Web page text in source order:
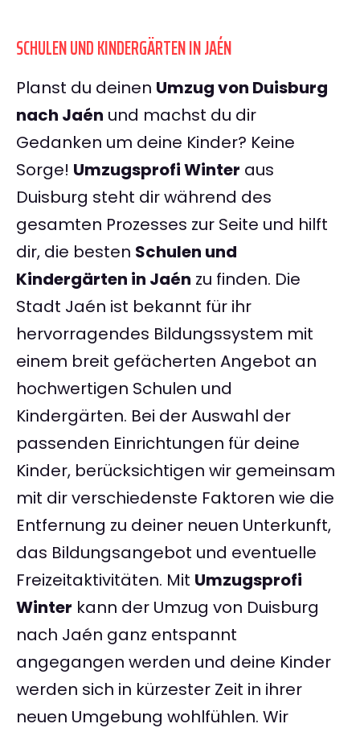
SCHULEN UND KINDERGÄRTEN IN JAÉN
Planst du deinen Umzug von Duisburg
nach Jaén und machst du dir
Gedanken um deine Kinder? Keine
Sorge! Umzugsprofi Winter aus
Duisburg steht dir während des
gesamten Prozesses zur Seite und hilft
dir, die besten Schulen und
Kindergärten in Jaén zu finden. Die
Stadt Jaén ist bekannt für ihr
hervorragendes Bildungssystem mit
einem breit gefächerten Angebot an
hochwertigen Schulen und
Kindergärten. Bei der Auswahl der
passenden Einrichtungen für deine
Kinder, berücksichtigen wir gemeinsam
mit dir verschiedenste Faktoren wie die
Entfernung zu deiner neuen Unterkunft,
das Bildungsangebot und eventuelle
Freizeitaktivitäten. Mit Umzugsprofi
Winter kann der Umzug von Duisburg
nach Jaén ganz entspannt
angegangen werden und deine Kinder
werden sich in kürzester Zeit in ihrer
neuen Umgebung wohlfühlen. Wir